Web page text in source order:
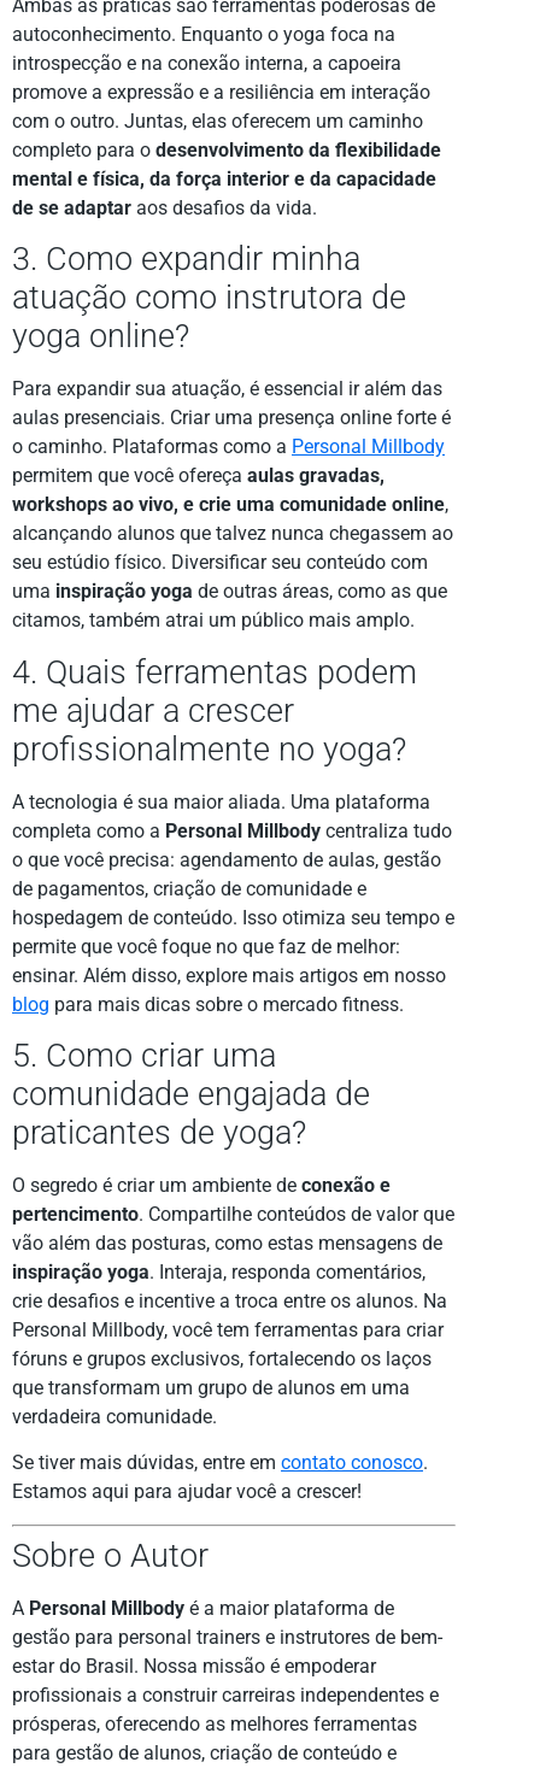
Ambas as práticas são ferramentas poderosas de
autoconhecimento. Enquanto o yoga foca na
introspecção e na conexão interna, a capoeira
promove a expressão e a resiliência em interação
com o outro. Juntas, elas oferecem um caminho
completo para o desenvolvimento da flexibilidade
mental e física, da força interior e da capacidade
de se adaptar aos desafios da vida.
3. Como expandir minha
atuação como instrutora de
yoga online?
Para expandir sua atuação, é essencial ir além das
aulas presenciais. Criar uma presença online forte é
o caminho. Plataformas como a Personal Millbody
permitem que você ofereça aulas gravadas,
workshops ao vivo, e crie uma comunidade online,
alcançando alunos que talvez nunca chegassem ao
seu estúdio físico. Diversificar seu conteúdo com
uma inspiração yoga de outras áreas, como as que
citamos, também atrai um público mais amplo.
4. Quais ferramentas podem
me ajudar a crescer
profissionalmente no yoga?
A tecnologia é sua maior aliada. Uma plataforma
completa como a Personal Millbody centraliza tudo
o que você precisa: agendamento de aulas, gestão
de pagamentos, criação de comunidade e
hospedagem de conteúdo. Isso otimiza seu tempo e
permite que você foque no que faz de melhor:
ensinar. Além disso, explore mais artigos em nosso
blog para mais dicas sobre o mercado fitness.
5. Como criar uma
comunidade engajada de
praticantes de yoga?
O segredo é criar um ambiente de conexão e
pertencimento. Compartilhe conteúdos de valor que
vão além das posturas, como estas mensagens de
inspiração yoga. Interaja, responda comentários,
crie desafios e incentive a troca entre os alunos. Na
Personal Millbody, você tem ferramentas para criar
fóruns e grupos exclusivos, fortalecendo os laços
que transformam um grupo de alunos em uma
verdadeira comunidade.
Se tiver mais dúvidas, entre em contato conosco.
Estamos aqui para ajudar você a crescer!
Sobre o Autor
A Personal Millbody é a maior plataforma de
gestão para personal trainers e instrutores de bem-
estar do Brasil. Nossa missão é empoderar
profissionais a construir carreiras independentes e
prósperas, oferecendo as melhores ferramentas
para gestão de alunos, criação de conteúdo e